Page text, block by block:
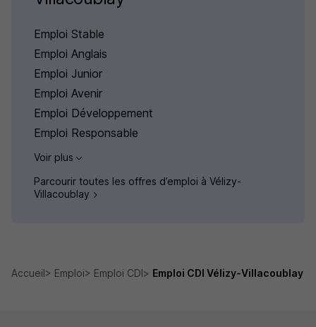
Emploi Stable
Emploi Anglais
Emploi Junior
Emploi Avenir
Emploi Développement
Emploi Responsable
Voir plus
Parcourir toutes les offres d’emploi à Vélizy-
Villacoublay
Accueil Emploi Emploi CDI Emploi CDI Vélizy-Villacoublay